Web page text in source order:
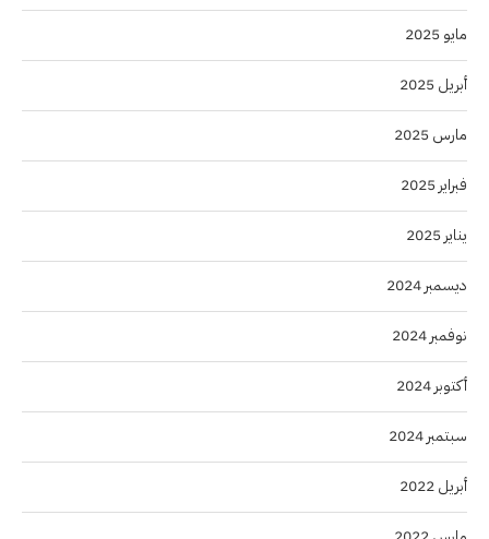
مايو 2025
أبريل 2025
مارس 2025
فبراير 2025
يناير 2025
ديسمبر 2024
نوفمبر 2024
أكتوبر 2024
سبتمبر 2024
أبريل 2022